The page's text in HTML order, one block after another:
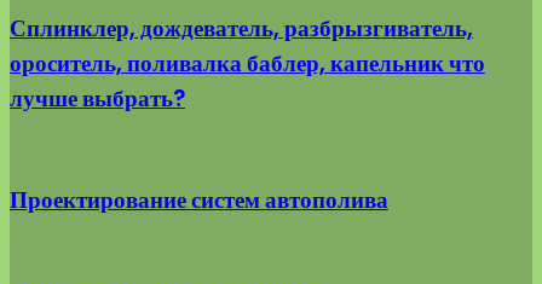
Сплинклер, дождеватель, разбрызгиватель,
ороситель, поливалка баблер, капельник что
лучше выбрать?
Проектирование систем автополива